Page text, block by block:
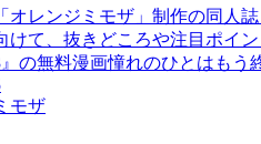
オレンジミモザ」制作の同人
けて、抜きどころや注目ポイ
の無料漫画憧れのひとはもう
モザ